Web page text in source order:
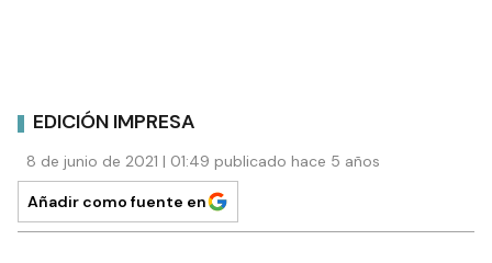
EDICIÓN IMPRESA
8 de junio de 2021 | 01:49 publicado hace 5 años
Añadir como fuente en